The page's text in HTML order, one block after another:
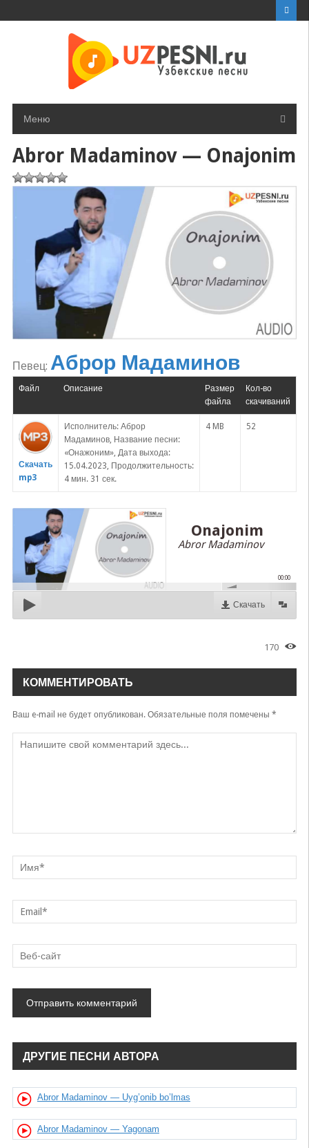
Меню
Abror Madaminov — Onajonim
Певец: Аброр Мадаминов
Файл Описание
Размер
файла
Кол-во
скачиваний
Скачать
mp3
Исполнитель: Аброр
Мадаминов, Название песни:
«Онажоним», Дата выхода:
15.04.2023, Продолжительность:
4 мин. 31 сек.
4 MB 52
Onajonim
Abror Madaminov
00:00
Скачать
170
КОММЕНТИРОВАТЬ
Ваш e-mail не будет опубликован.Обязательные поля помечены *
ДРУГИЕ ПЕСНИ АВТОРА
Abror Madaminov — Uyg’onib bo’lmas
Abror Madaminov — Yagonam